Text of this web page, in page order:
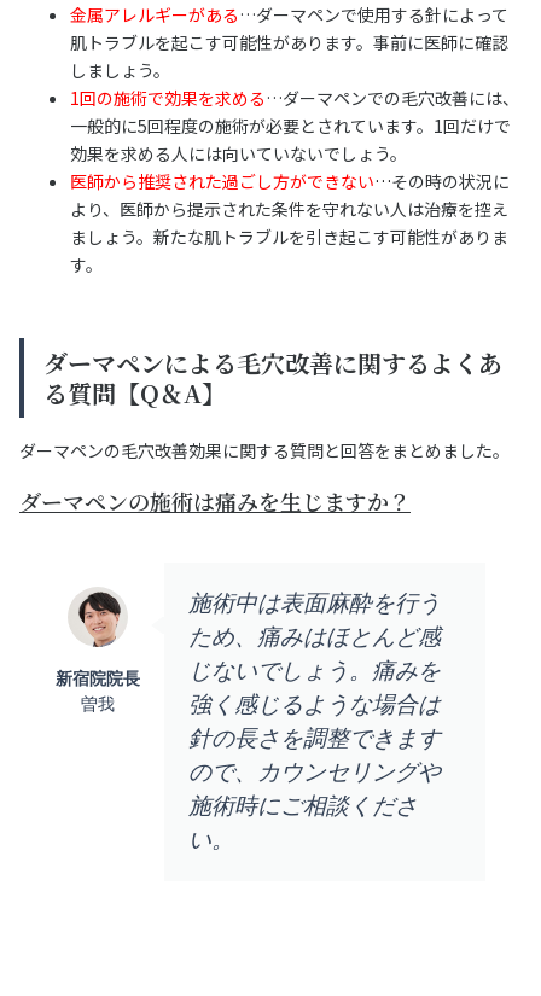
金属アレルギーがある …ダーマペンで使用する針によって
肌トラブルを起こす可能性があります。事前に医師に確認
しましょう。
1回の施術で効果を求める …ダーマペンでの毛穴改善には、
一般的に5回程度の施術が必要とされています。1回だけで
効果を求める人には向いていないでしょう。
医師から推奨された過ごし方ができない…その時の状況に
より、医師から提示された条件を守れない人は治療を控え
ましょう。新たな肌トラブルを引き起こす可能性がありま
す。
ダーマペンによる毛穴改善に関するよくあ
る質問【Q＆A】
ダーマペンの毛穴改善効果に関する質問と回答をまとめました。
ダーマペンの施術は痛みを生じますか？
施術中は表面麻酔を行う
ため、痛みはほとんど感
じないでしょう。痛みを
強く感じるような場合は
針の長さを調整できます
ので、カウンセリングや
施術時にご相談くださ
い。
新宿院院長
曽我